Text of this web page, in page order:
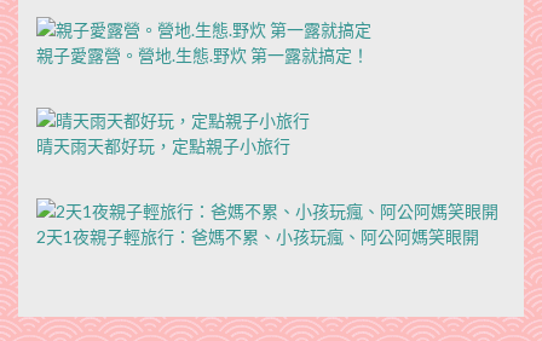
親子愛露營。營地.生態.野炊 第一露就搞定！
晴天雨天都好玩，定點親子小旅行
2天1夜親子輕旅行：爸媽不累、小孩玩瘋、阿公阿媽笑眼開